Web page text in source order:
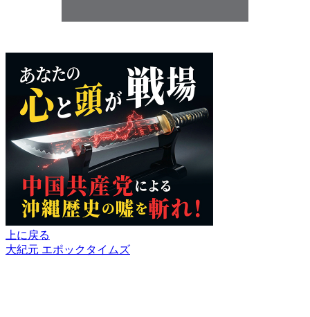
上に戻る
大紀元 エポックタイムズ